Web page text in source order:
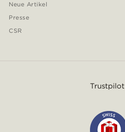
Neue Artikel
Presse
CSR
Trustpilot